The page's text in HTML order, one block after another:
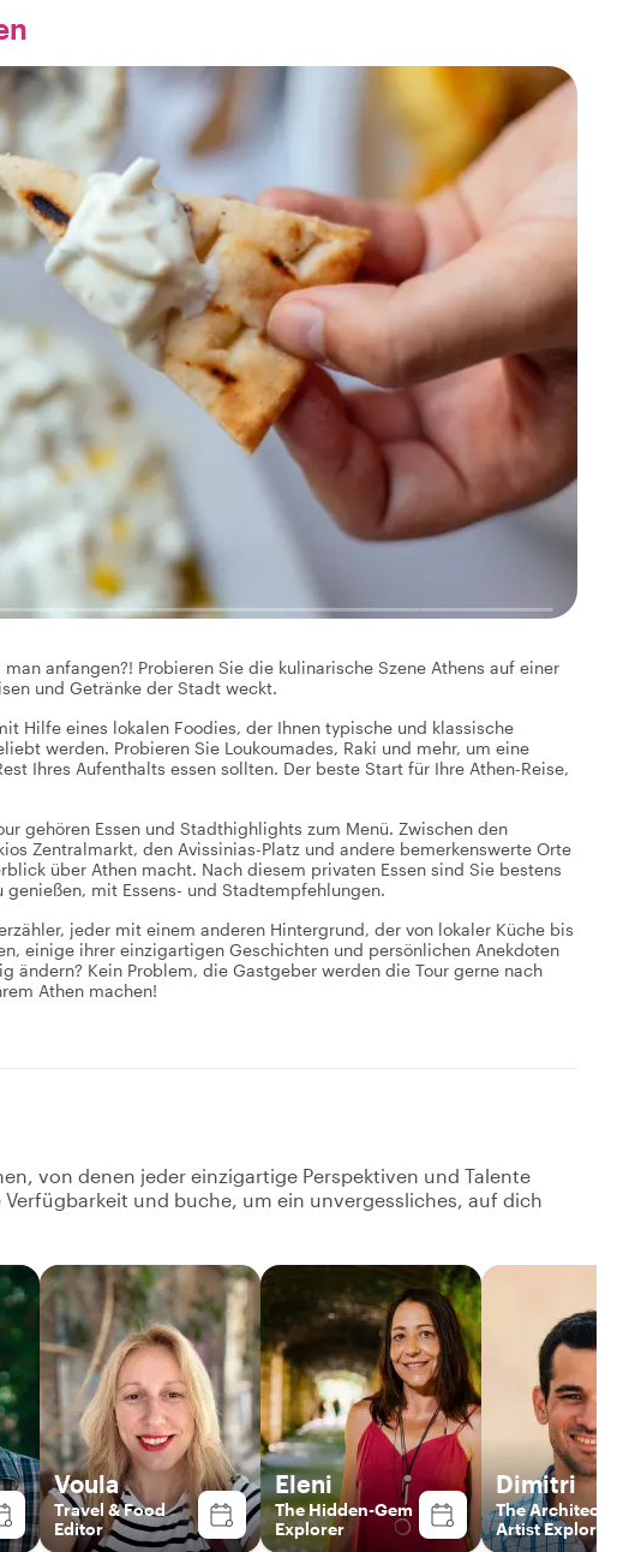
anfangen?! Probieren Sie die kulinarische Szene Athens auf einer
und Getränke der Stadt weckt.
Hilfe eines lokalen Foodies, der Ihnen typische und klassische
werden. Probieren Sie Loukoumades, Raki und mehr, um eine
Ihres Aufenthalts essen sollten. Der beste Start für Ihre Athen-Reise,
gehören Essen und Stadthighlights zum Menü. Zwischen den
Zentralmarkt, den Avissinias-Platz und andere bemerkenswerte Orte
über Athen macht. Nach diesem privaten Essen sind Sie bestens
mit Essens- und Stadtempfehlungen.
jeder mit einem anderen Hintergrund, der von lokaler Küche bis
einige ihrer einzigartigen Geschichten und persönlichen Anekdoten
ändern? Kein Problem, die Gastgeber werden die Tour gerne nach
Athen machen!
von denen jeder einzigartige Perspektiven und Talente
und buche, um ein unvergessliches, auf dich
Voula
Travel & Food
Editor
Eleni
The Hidden-Gem
Explorer
Dimitri
The Architectural
Artist Explorer